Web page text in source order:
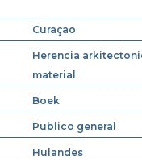
Curaçao
Herencia
material
Boek
Publico general
Hulandes